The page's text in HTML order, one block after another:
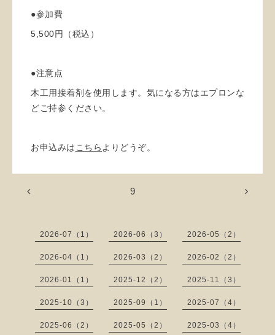
●参加費
5,500円（税込）
●注意点
木工用接着剤を使用します。気になる方はエプロンな
どご持参ください。
お申込みは こちら よりどうぞ。
9
2026-07（1） 2026-06（3） 2026-05（2）
2026-04（1） 2026-03（2） 2026-02（2）
2026-01（1） 2025-12（2） 2025-11（3）
2025-10（3） 2025-09（1） 2025-07（4）
2025-06（2） 2025-05（2） 2025-03（4）